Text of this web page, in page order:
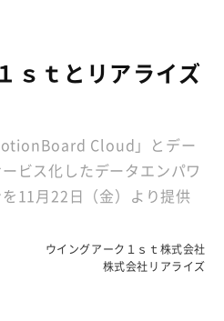
ｓｔとリアライズ
Cloud」とデー
ビス化したデータエンパワ
11月22日（金）より提供
ウイングアーク１ｓｔ株式会社
株式会社リアライズ